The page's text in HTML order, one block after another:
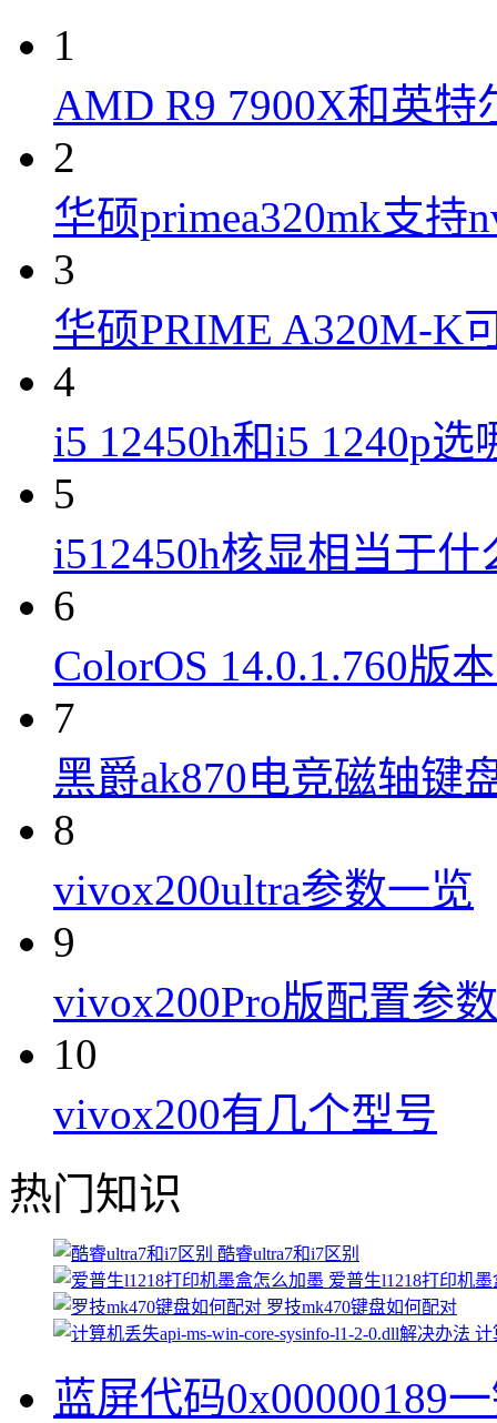
1
AMD R9 7900X和英特
2
华硕primea320mk支持
3
华硕PRIME A320M-K
4
i5 12450h和i5 1240p选
5
i512450h核显相当于什
6
ColorOS 14.0.1.760版
7
黑爵ak870电竞磁轴键
8
vivox200ultra参数一览
9
vivox200Pro版配置参数
10
vivox200有几个型号
热门知识
酷睿ultra7和i7区别
爱普生l1218打印机
罗技mk470键盘如何配对
计
蓝屏代码0x00000189